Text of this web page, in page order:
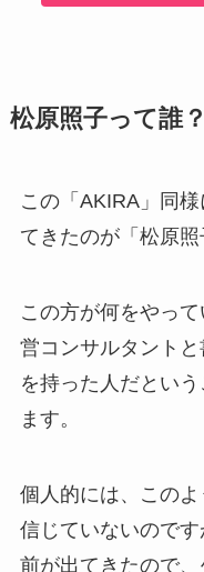
松原照子って誰？
この「AKIRA」同
てきたのが「松原照
この方が何をやっ
営コンサルタント
を持った人だとい
ます。
個人的には、この
信じていないので
前が出てきたので、